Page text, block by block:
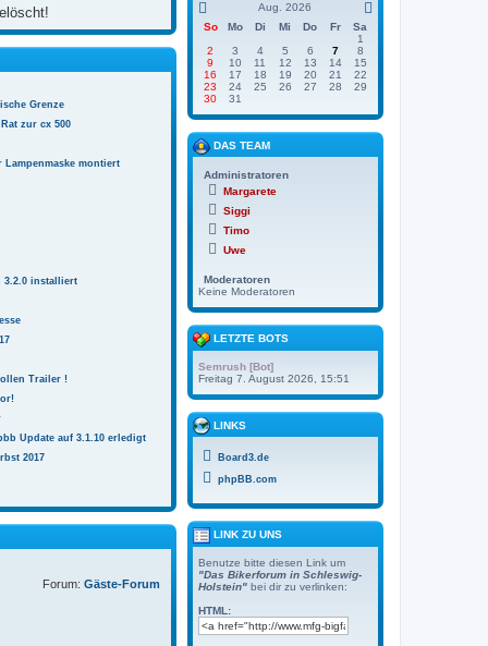
Grenze
zur cx 500
Lampenmaske montiert
3.2.0 installiert
Trailer !
Update auf 3.1.10 erledigt
2017
Forum: Gäste-Forum
Aug. 2026
So
Mo Di Mi Do Fr
Sa
1
2
3 4 5 6 7
8
9
10 11 12 13 14
15
16
17 18 19 20 21
22
23
24 25 26 27 28
29
30
31
DAS TEAM
Administratoren
Margarete
Siggi
Timo
Uwe
Moderatoren
Keine Moderatoren
LETZTE BOTS
Semrush [Bot]
Freitag 7. August 2026, 15:51
LINKS
Board3.de
phpBB.com
LINK ZU UNS
Benutze bitte diesen Link um
"Das Bikerforum in Schleswig-
Holstein" bei dir zu verlinken:
HTML: